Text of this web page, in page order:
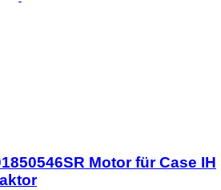
Motor für Case IH